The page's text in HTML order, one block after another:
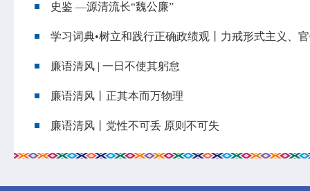
史鉴 —源清流长“魏公廉”
学习词典•树立和践行正确政绩观丨力戒形式主义、
廉语清风 | 一日不使其躬怠
廉语清风丨正其本而万物理
廉语清风丨党性不可丢 原则不可失